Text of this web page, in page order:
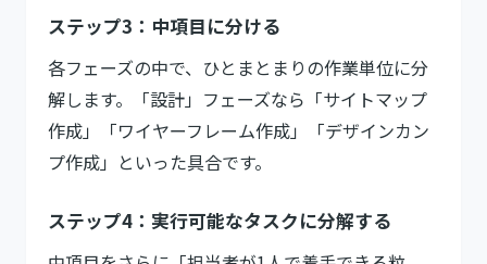
ステップ3：中項目に分ける
各フェーズの中で、ひとまとまりの作業単位に分
解します。「設計」フェーズなら「サイトマップ
作成」「ワイヤーフレーム作成」「デザインカン
プ作成」といった具合です。
ステップ4：実行可能なタスクに分解する